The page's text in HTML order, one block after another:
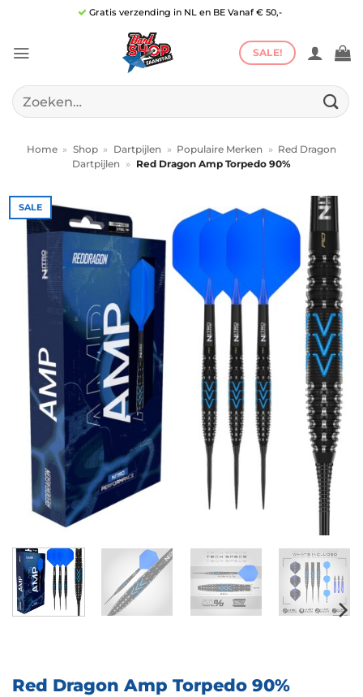
inhoud
Gratis verzending in NL en BE Vanaf € 50,-
SALE!
Zoeken
naar:
Home » Shop » Dartpijlen » Populaire Merken » Red Dragon
Dartpijlen
» Red Dragon Amp Torpedo 90%
SALE
Red Dragon Amp Torpedo 90%